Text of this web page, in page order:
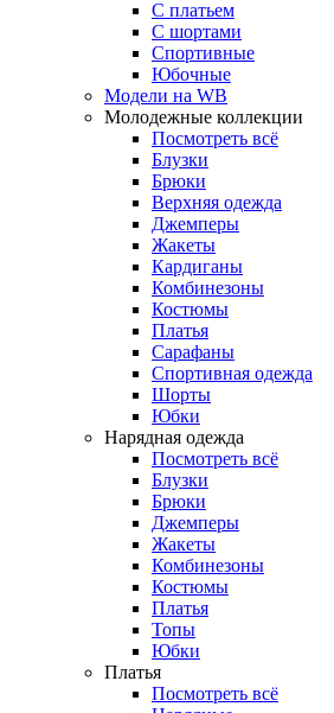
С платьем
С шортами
Спортивные
Юбочные
Модели на WB
Молодежные коллекции
Посмотреть всё
Блузки
Брюки
Верхняя одежда
Джемперы
Жакеты
Кардиганы
Комбинезоны
Костюмы
Платья
Сарафаны
Спортивная одежда
Шорты
Юбки
Нарядная одежда
Посмотреть всё
Блузки
Брюки
Джемперы
Жакеты
Комбинезоны
Костюмы
Платья
Топы
Юбки
Платья
Посмотреть всё